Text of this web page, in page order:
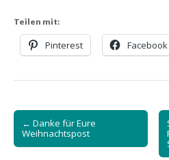
Teilen mit:
Pinterest Facebook
Post
navigation
← Danke für Eure
Weihnachtspost